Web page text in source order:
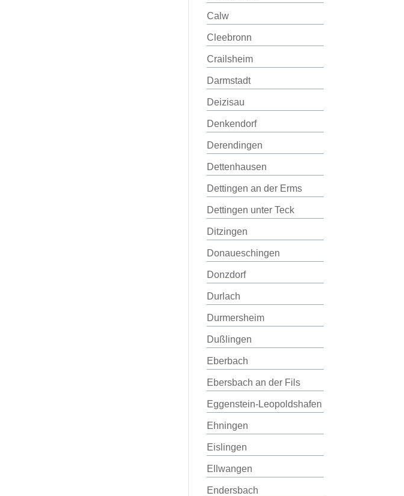
Calw
Cleebronn
Crailsheim
Darmstadt
Deizisau
Denkendorf
Derendingen
Dettenhausen
Dettingen an der Erms
Dettingen unter Teck
Ditzingen
Donaueschingen
Donzdorf
Durlach
Durmersheim
Dußlingen
Eberbach
Ebersbach an der Fils
Eggenstein-Leopoldshafen
Ehningen
Eislingen
Ellwangen
Endersbach